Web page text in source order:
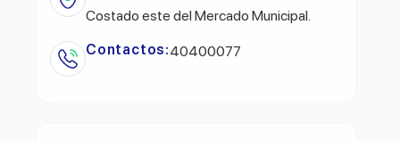
Costado este del Mercado Municipal.
Contactos:40400077